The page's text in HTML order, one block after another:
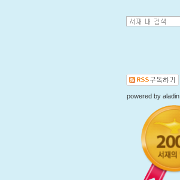
powered by aladin